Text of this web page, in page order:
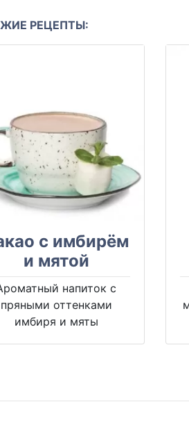
РЕЦЕПТЫ:
с имбирём
и мятой
напиток с
пряными оттенками
имбиря и мяты